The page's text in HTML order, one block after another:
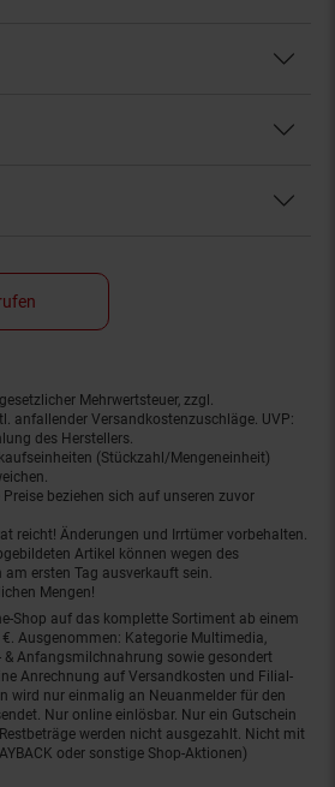
Mehrwertsteuer, zzgl.
anfallender Versandkostenzuschläge. UVP:
des Herstellers.
(Stückzahl/Mengeneinheit)
beziehen sich auf unseren zuvor
reicht! Änderungen und Irrtümer vorbehalten.
Artikel können wegen des
ersten Tag ausverkauft sein.
Mengen!
Shop auf das komplette Sortiment ab einem
Ausgenommen: Kategorie Multimedia,
& Anfangsmilchnahrung sowie gesondert
Anrechnung auf Versandkosten und Filial-
wird nur einmalig an Neuanmelder für den
Nur online einlösbar. Nur ein Gutschein
werden nicht ausgezahlt. Nicht mit
oder sonstige Shop-Aktionen)